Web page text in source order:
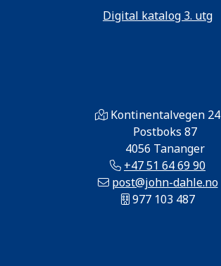
Digital katalog 3. utg
Kontinentalvegen 24
Postboks 87
4056 Tananger
+47 51 64 69 90
post@john-dahle.no
977 103 487